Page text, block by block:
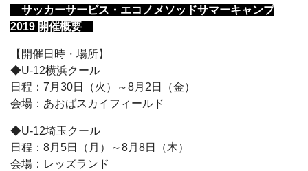
サッカーサービス・エコノメソッドサマーキャンプ
2019 開催概要
【開催日時・場所】
◆U-12横浜クール
日程：7月30日（火）～8月2日（金）
会場：あおばスカイフィールド
◆U-12埼玉クール
日程：8月5日（月）～8月8日（木）
会場：レッズランド